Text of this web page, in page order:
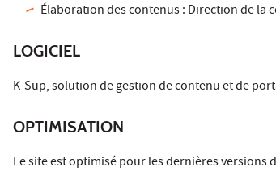
Élaboration des contenus : Direction de la
LOGICIEL
K-Sup, solution de gestion de contenu et de
OPTIMISATION
Le site est optimisé pour les dernières versions